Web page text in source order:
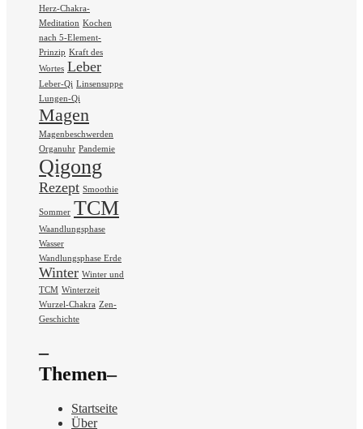
Herz-Chakra-
Meditation Kochen
nach 5-Element-
Prinzip Kraft des
Wortes Leber
Leber-Qi Linsensuppe
Lungen-Qi
Magen
Magenbeschwerden
Organuhr Pandemie
Qigong
Rezept Smoothie
Sommer TCM
Waandlungsphase
Wasser
Wandlungsphase Erde
Winter Winter und
TCM Winterzeit
Wurzel-Chakra Zen-
Geschichte
–
Themen–
Startseite
Über